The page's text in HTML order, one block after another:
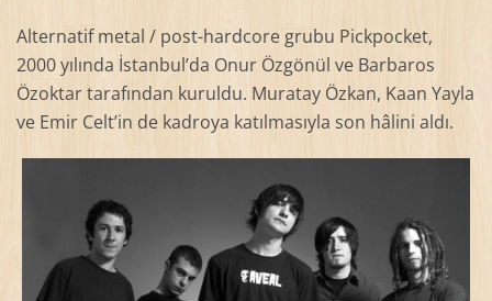
Alternatif metal / post-hardcore grubu Pickpocket,
2000 yılında İstanbul’da Onur Özgönül ve Barbaros
Özoktar tarafından kuruldu. Muratay Özkan, Kaan Yayla
ve Emir Celt’in de kadroya katılmasıyla son hâlini aldı.